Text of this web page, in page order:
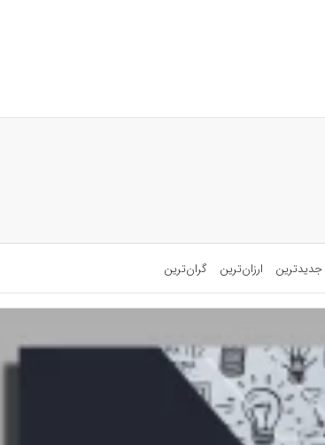
جدیدترین ارزان‌ترین گران‌ترین